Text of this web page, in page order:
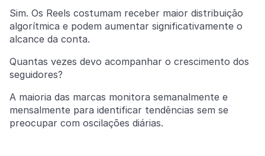
Sim. Os Reels costumam receber maior distribuição
algorítmica e podem aumentar significativamente o
alcance da conta.
Quantas vezes devo acompanhar o crescimento dos
seguidores?
A maioria das marcas monitora semanalmente e
mensalmente para identificar tendências sem se
preocupar com oscilações diárias.